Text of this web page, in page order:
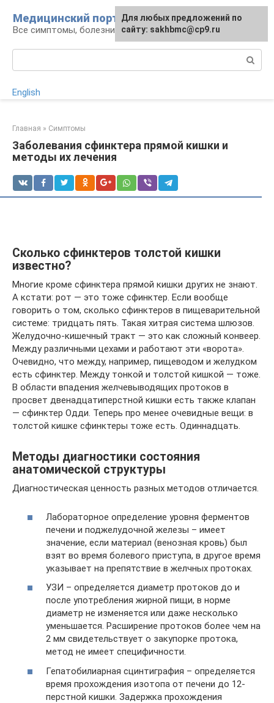
контенту
Медицинский портал
Все симптомы, болезни и их лечение
English
Главная » Симптомы
Заболевания сфинктера прямой кишки и
методы их лечения
Сколько сфинктеров толстой кишки
известно?
Многие кроме сфинктера прямой кишки других не знают.
А кстати: рот — это тоже сфинктер. Если вообще
говорить о том, сколько сфинктеров в пищеварительной
системе: тридцать пять. Такая хитрая система шлюзов.
Желудочно-кишечный тракт — это как сложный конвеер.
Между различными цехами и работают эти «ворота».
Очевидно, что между, например, пищеводом и желудком
есть сфинктер. Между тонкой и толстой кишкой — тоже.
В области впадения желчевыводящих протоков в
просвет двенадцатиперстной кишки есть также клапан
— сфинктер Одди. Теперь про менее очевидные вещи: в
толстой кишке сфинктеры тоже есть. Одиннадцать.
Методы диагностики состояния
анатомической структуры
Диагностическая ценность разных методов отличается.
Лабораторное определение уровня ферментов
печени и поджелудочной железы – имеет
значение, если материал (венозная кровь) был
взят во время болевого приступа, в другое время
указывает на препятствие в желчных протоках.
УЗИ – определяется диаметр протоков до и
после употребления жирной пищи, в норме
диаметр не изменяется или даже несколько
уменьшается. Расширение протоков более чем на
2 мм свидетельствует о закупорке протока,
метод не имеет специфичности.
Гепатобилиарная сцинтиграфия – определяется
время прохождения изотопа от печени до 12-
перстной кишки. Задержка прохождения
Для любых предложений по
сайту: sakhbmc@cp9.ru